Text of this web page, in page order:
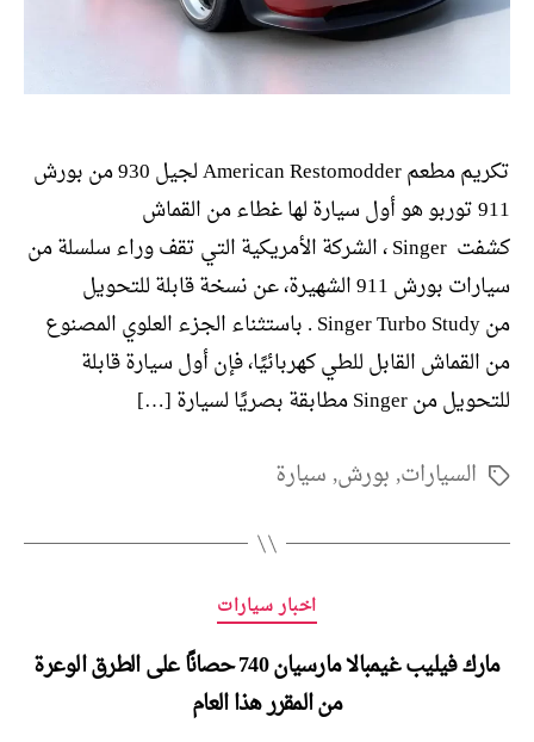
تكريم مطعم American Restomodder لجيل 930 من بورش
911 توربو هو أول سيارة لها غطاء من القماش
كشفت Singer ، الشركة الأمريكية التي تقف وراء سلسلة من
سيارات بورش 911 الشهيرة، عن نسخة قابلة للتحويل
من Singer Turbo Study . باستثناء الجزء العلوي المصنوع
من القماش القابل للطي كهربائيًا، فإن أول سيارة قابلة
للتحويل من Singer مطابقة بصريًا لسيارة […]
الوسومالسيارات,بورش,سيارة
التصنيفات
اخبار سيارات
مارك فيليب غيمبالا مارسيان 740 حصانًا على الطرق الوعرة
من المقرر هذا العام